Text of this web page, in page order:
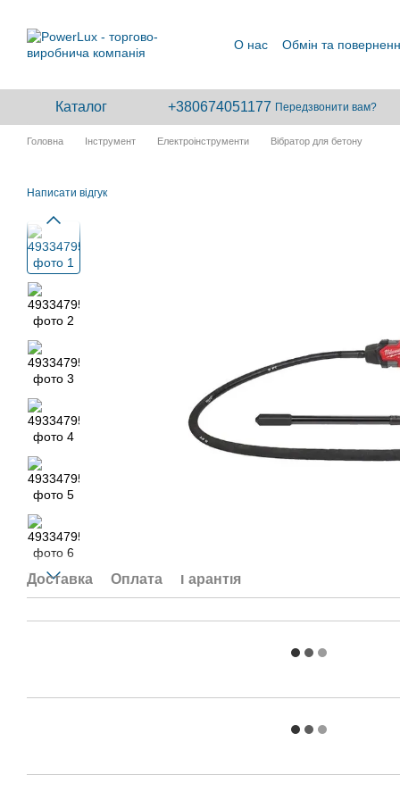
О нас Обмін та
Каталог +380674051177 Передзвонити вам?
Головна Інструмент Електроінструменти Вібратор для бетону
Написати відгук
Доставка Оплата Гарантія